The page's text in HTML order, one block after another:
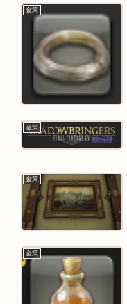
金策
金策
金策
金策